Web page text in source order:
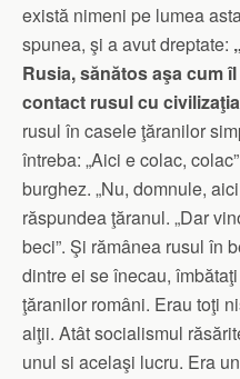
există nimeni pe lumea
spunea, şi a avut dreptate:
Rusia, sănătos aşa cum
contact rusul cu
rusul în casele ţăranilor
întreba: „Aici e colac,
burghez. „Nu, domnule,
răspundea ţăranul. „Dar
beci”. Şi rămânea rusul în
dintre ei se înecau,
ţăranilor români. Erau toţi
alţii. Atât socialismul
unul si acelaşi lucru. Era